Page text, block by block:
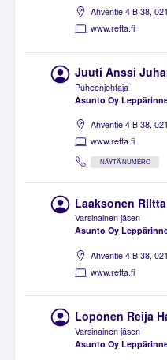
Ahventie 4 B 38,
www.retta.fi
Juuti Anssi
Puheenjohtaja
Asunto Oy
Ahventie 4 B 38,
www.retta.fi
NÄYTÄ NUMERO
Laaksonen
Varsinainen jäsen
Asunto Oy
Ahventie 4 B 38,
www.retta.fi
Loponen Reija
Varsinainen jäsen
Asunto Oy